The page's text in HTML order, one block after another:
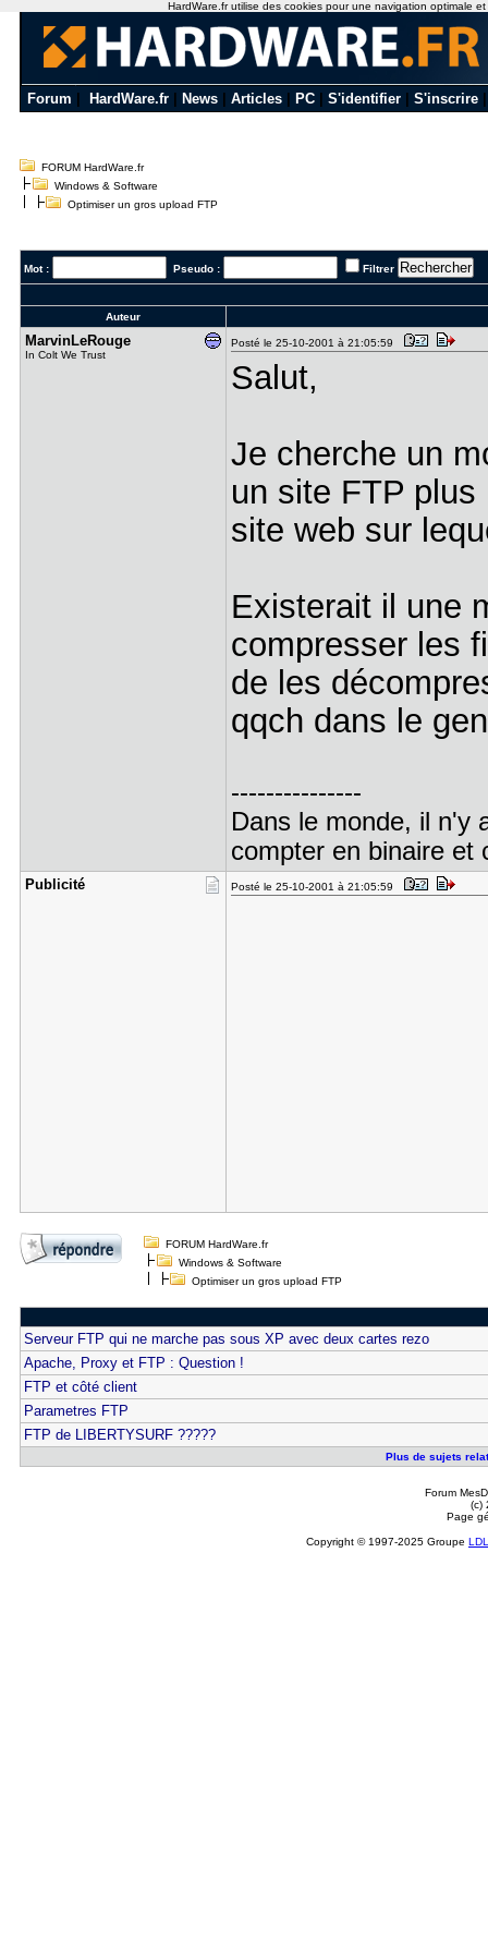
Forum HardWare.fr News Articles PC S'identifier S'inscrire
FORUM HardWare.fr
Windows & Software
Optimiser un gros upload FTP
Mot : Pseudo : Filtrer
Auteur
MarvinLeRo​uge
In Colt We Trust
Posté le 25-10-2001 à 21:05:59
Salut,
Je cherche un
un site FTP
site web sur
Existerait il une
compresser les
de les
qqch dans le
---------------
Dans le monde, il n'y
compter en binaire et
Publicité Posté le 25-10-2001 à 21:05:59
FORUM HardWare.fr
Windows & Software
Optimiser un gros upload FTP
Serveur FTP qui ne marche pas sous XP avec deux cartes rezo
Apache, Proxy et FTP : Question !
FTP et côté client
Parametres FTP
FTP de LIBERTYSURF ?????
Plus de sujets
Forum
(c)
Page
Copyright © 1997-2025 Groupe
HardWare.fr utilise des cookies pour une navigation optimale